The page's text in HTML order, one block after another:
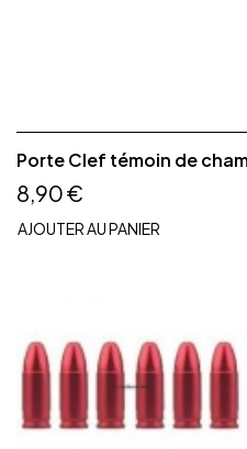
Porte Clef témoin de
8,90 €
AJOUTER AU PANIER